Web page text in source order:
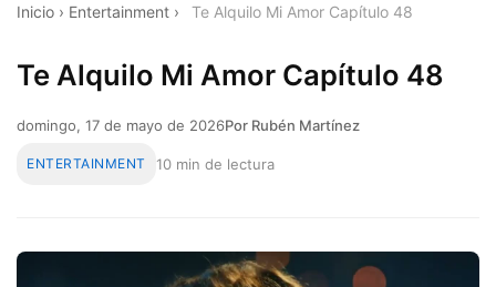
Inicio › Entertainment › Te Alquilo Mi Amor Capítulo 48
Te Alquilo Mi Amor Capítulo 48
domingo, 17 de mayo de 2026Por Rubén Martínez
ENTERTAINMENT 10 min de lectura